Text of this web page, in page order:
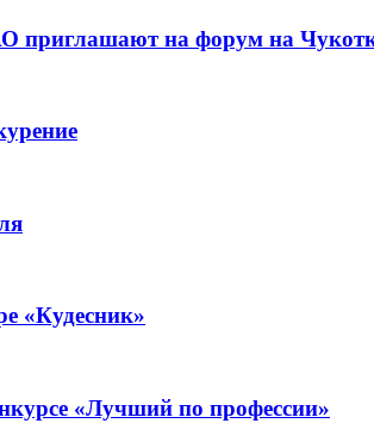
приглашают на форум на
«Кудесник»
«Лучший по профессии»